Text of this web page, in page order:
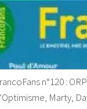
n°120 :
Marty,